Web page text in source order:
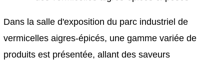
Dans la salle d'exposition du parc industriel de
vermicelles aigres-épicés, une gamme variée de
produits est présentée, allant des saveurs